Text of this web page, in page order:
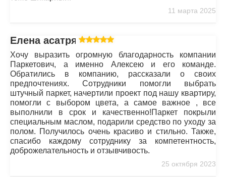
11 марта 2025
Елена асатрян
Хочу выразить огромную благодарность компании
Паркетович, а именно Алексею и его команде.
Обратились в компанию, рассказали о своих
предпочтениях. Сотрудники помогли выбрать
штучный паркет, начертили проект под нашу квартиру,
помогли с выбором цвета, а самое важное , все
выполнили в срок и качественно!Паркет покрыли
специальным маслом, подарили средство по уходу за
полом. Получилось очень красиво и стильно. Также,
спасибо каждому сотруднику за компетентность,
доброжелательность и отзывчивость.
25 октября 2023